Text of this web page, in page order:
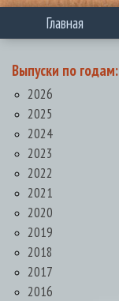
Главная
Выпуски по годам:
2026
2025
2024
2023
2022
2021
2020
2019
2018
2017
2016